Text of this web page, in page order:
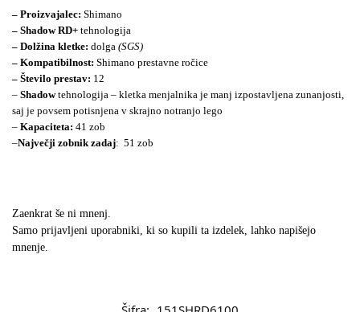
– Proizvajalec: Shimano
– Shadow RD+ tehnologija
– Dolžina kletke: dolga (SGS)
– Kompatibilnost: Shimano prestavne ročice
– Število prestav: 12
– Shadowtehnologija – kletka menjalnika je manj izpostavljena zunanjosti,
saj je povsem potisnjena v skrajno notranjo lego
– Kapaciteta: 41 zob
–Največji zobnik zadaj: 51 zob
Zaenkrat še ni mnenj.
Samo prijavljeni uporabniki, ki so kupili ta izdelek, lahko napišejo
mnenje.